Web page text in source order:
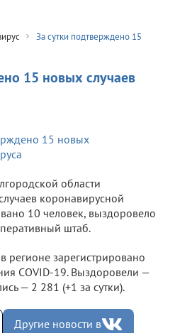
За сутки подтверждено 15
15 новых случаев
области
коронавирусной
10 человек, выздоровело
штаб.
регионе зарегистрировано
COVID-19. Выздоровели —
— 2 281 (+1 за сутки).
Другие новости в